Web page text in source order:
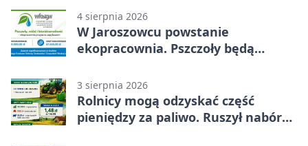
4 sierpnia 2026
W Jaroszowcu powstanie
ekopracownia. Pszczoły będą
3 sierpnia 2026
Rolnicy mogą odzyskać część
pieniędzy za paliwo. Ruszył nabór